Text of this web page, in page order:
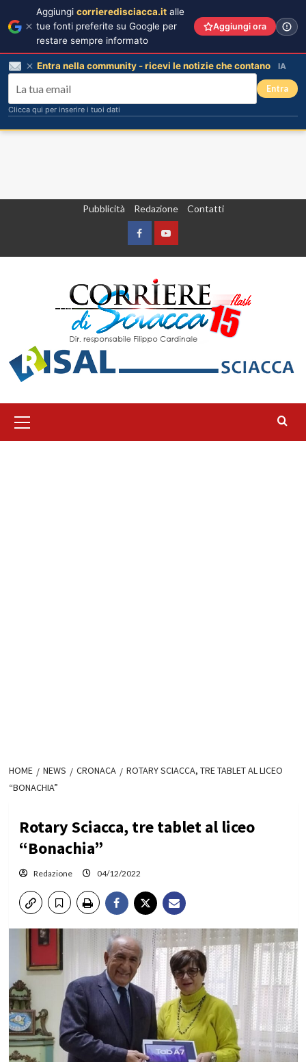
Pubblicità Redazione Contatti
FacebookYountube
principale
HOME NEWS CRONACA
ROTARY SCIACCA, TRE TABLET AL LICEO
“BONACHIA”
Rotary Sciacca, tre tablet al liceo
“Bonachia”
Redazione 04/12/2022
Aggiungi corrieredisciacca.it alle
tue fonti preferite su Google per
restare sempre informato
Aggiungi ora
Entra nella community - ricevi le notizie che contano IA
Entra
Clicca qui per inserire i tuoi dati